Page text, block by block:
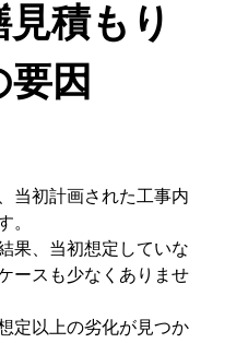
積もり
因
当初計画された工事内
。
果、当初想定していな
ースも少なくありませ
定以上の劣化が見つか